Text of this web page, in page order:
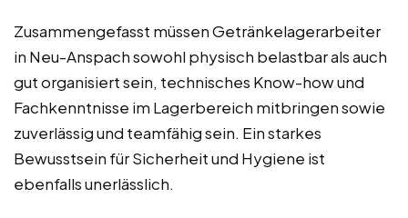
Zusammengefasst müssen Getränkelagerarbeiter
in Neu-Anspach sowohl physisch belastbar als auch
gut organisiert sein, technisches Know-how und
Fachkenntnisse im Lagerbereich mitbringen sowie
zuverlässig und teamfähig sein. Ein starkes
Bewusstsein für Sicherheit und Hygiene ist
ebenfalls unerlässlich.